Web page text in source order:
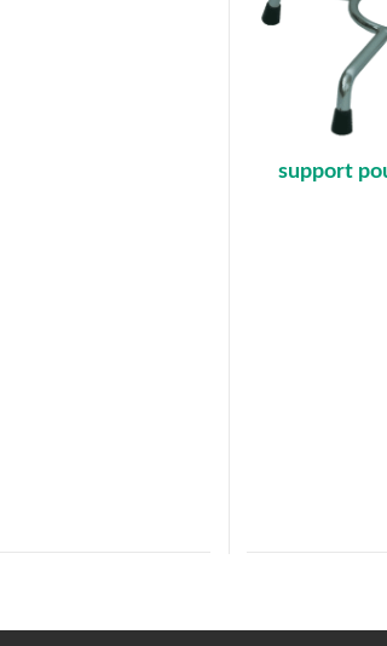
support